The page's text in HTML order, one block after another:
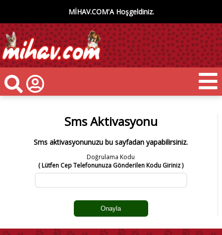
MİHAV.COM'A Hoşgeldiniz.
Sms Aktivasyonu
Sms aktivasyonunuzu bu sayfadan yapabilirsiniz.
Doğrulama Kodu
( Lütfen Cep Telefonunuza Gönderilen Kodu Giriniz )